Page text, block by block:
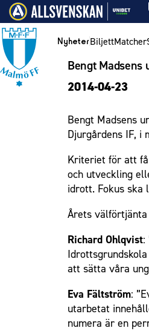
Vidare till innehållet
NyheterBiljettMatcher
Nyheter
Nyheter
Kalender
Biljett
Årskort herr
Mitt MFF
Biljetter till
Biljettvillkor
Lag och spelare
Lag
Herrlaget
Ledarstab
Damlaget
Spelare
Ledarstab
Medlem
Medlemskap i
Årsmöte 2026
Ungdom
MFF Ungdom
Sommarfotboll
Fotbollsskolan
P19
F19
F17
Malmö Trophy
Företag
Bli
Nätverket
Partner dam
Eleda Stadion
Eleda Stadion
Erics Bar &
MFF-museet &
1910 Event
1910 Event
Fest & Event
Möte
Mässa
Sommarfest
Julshow
Vanliga frågor
Hållbarhet
Hållbarhet
Himmelsblå
Laget för alla
Nattfotboll
Himmelsblå
Fonder
Om Malmö FF
Om Malmö FF
Kontakt
Historik –
Historik –
Närstående
Bengt Madsens
2014-04-23
Bengt Madsens
Djurgårdens IF, i
Kriteriet för att få
och utveckling
idrott. Fokus ska
Årets
Richard Ohlqvist:
att sätta våra
Eva Fältström:
utarbetat
numera är en